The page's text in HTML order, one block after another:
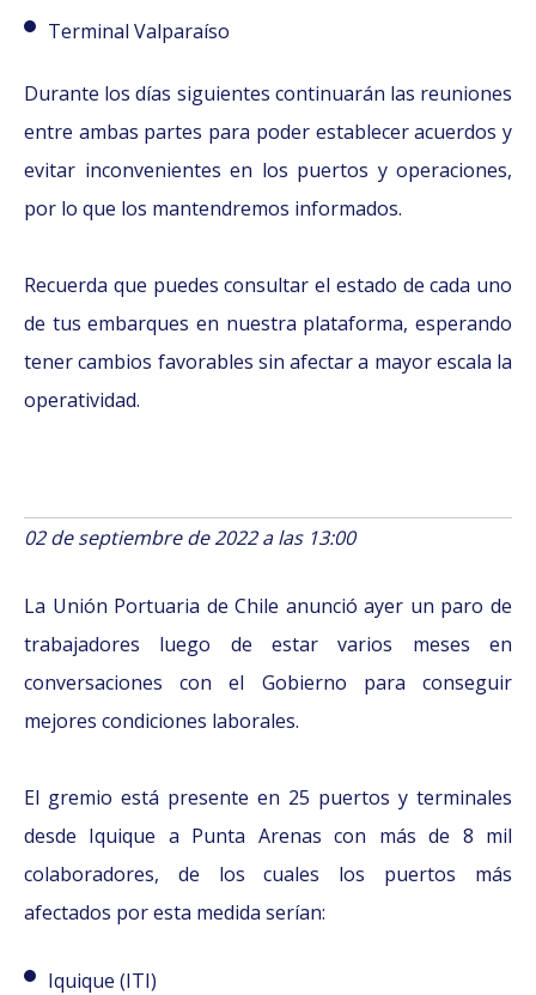
Terminal Valparaíso
Durante los días siguientes continuarán las reuniones
entre ambas partes para poder establecer acuerdos y
evitar inconvenientes en los puertos y operaciones,
por lo que los mantendremos informados.
Recuerda que puedes consultar el estado de cada uno
de tus embarques en nuestra plataforma, esperando
tener cambios favorables sin afectar a mayor escala la
operatividad.
02 de septiembre de 2022 a las 13:00
La Unión Portuaria de Chile anunció ayer un paro de
trabajadores luego de estar varios meses en
conversaciones con el Gobierno para conseguir
mejores condiciones laborales.
El gremio está presente en 25 puertos y terminales
desde Iquique a Punta Arenas con más de 8 mil
colaboradores, de los cuales los puertos más
afectados por esta medida serían:
Iquique (ITI)